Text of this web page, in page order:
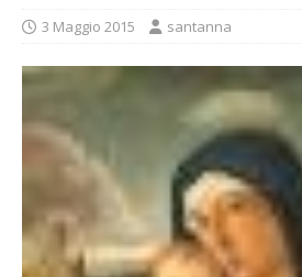
3 Maggio 2015 santanna